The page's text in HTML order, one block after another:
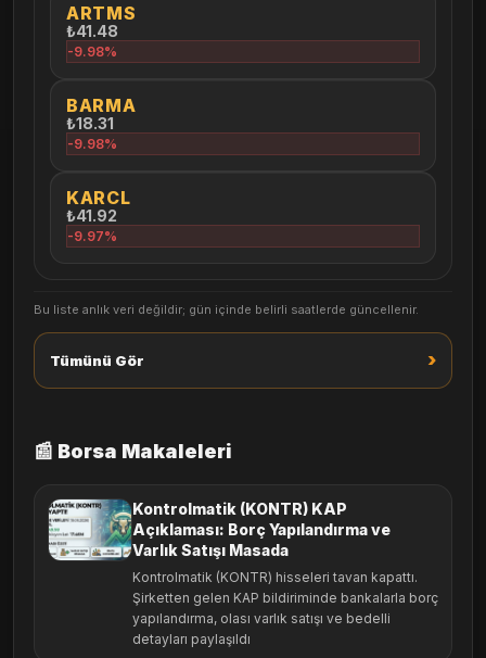
ARTMS
₺41.48
-9.98%
BARMA
₺18.31
-9.98%
KARCL
₺41.92
-9.97%
Bu liste anlık veri değildir; gün içinde belirli saatlerde güncellenir.
Tümünü Gör ›
📰 Borsa Makaleleri
Kontrolmatik (KONTR) KAP
Açıklaması: Borç Yapılandırma ve
Varlık Satışı Masada
Kontrolmatik (KONTR) hisseleri tavan kapattı.
Şirketten gelen KAP bildiriminde bankalarla borç
yapılandırma, olası varlık satışı ve bedelli
detayları paylaşıldı